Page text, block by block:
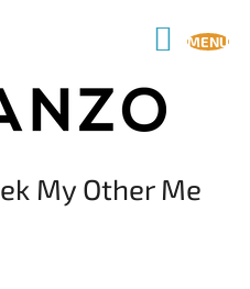
KOSÁR
My Other Me